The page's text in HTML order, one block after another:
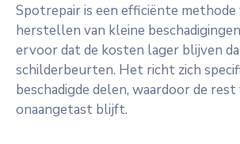
Spotrepair is een efficiënte
herstellen van kleine
ervoor dat de kosten lager blijven
schilderbeurten. Het richt zich
beschadigde delen, waardoor de
onaangetast blijft.